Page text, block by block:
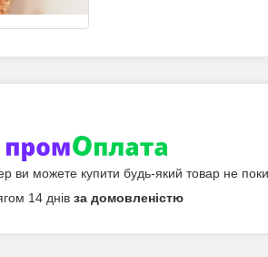
ви можете купити будь-який товар не
14 днів за домовленістю